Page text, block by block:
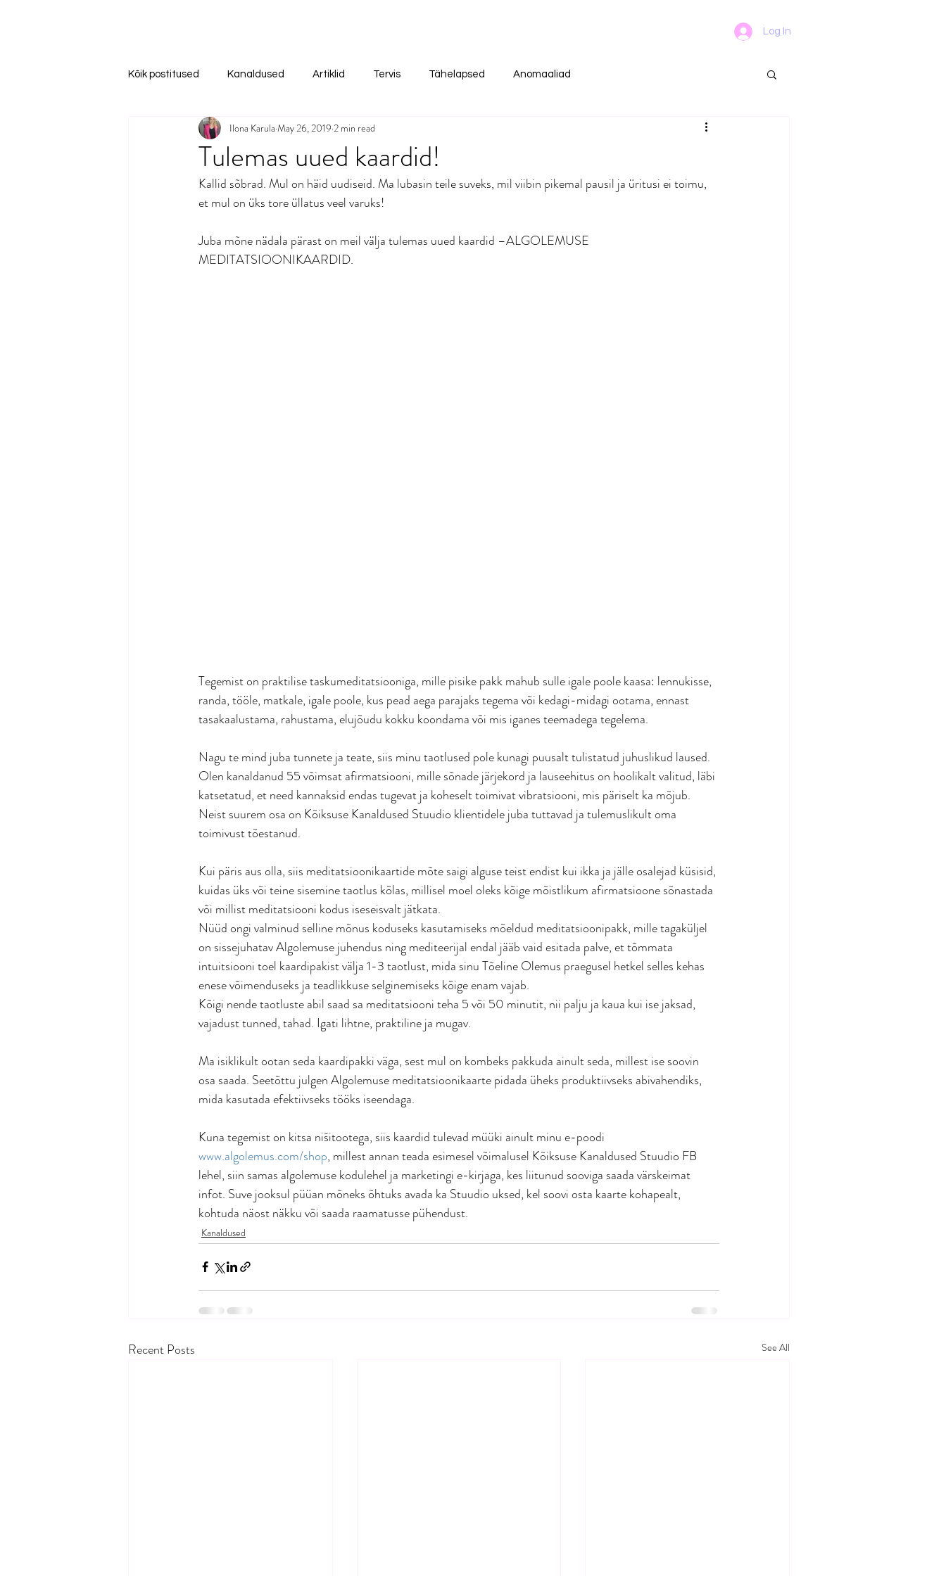
Log In
Kõik postitused Kanaldused Artiklid Tervis Tähelapsed Anomaaliad
Tulemas uued kaardid!
Ilona Karula May 26, 2019 2 min read
Kallid sõbrad. Mul on häid uudiseid. Ma lubasin teile suveks, mil viibin pikemal pausil ja üritusi ei toimu,
et mul on üks tore üllatus veel varuks!
Juba mõne nädala pärast on meil välja tulemas uued kaardid –ALGOLEMUSE
MEDITATSIOONIKAARDID.
Tegemist on praktilise taskumeditatsiooniga, mille pisike pakk mahub sulle igale poole kaasa: lennukisse,
randa, tööle, matkale, igale poole, kus pead aega parajaks tegema või kedagi-midagi ootama, ennast
tasakaalustama, rahustama, elujõudu kokku koondama või mis iganes teemadega tegelema.
Nagu te mind juba tunnete ja teate, siis minu taotlused pole kunagi puusalt tulistatud juhuslikud laused.
Olen kanaldanud 55 võimsat afirmatsiooni, mille sõnade järjekord ja lauseehitus on hoolikalt valitud, läbi
katsetatud, et need kannaksid endas tugevat ja koheselt toimivat vibratsiooni, mis päriselt ka mõjub.
Neist suurem osa on Kõiksuse Kanaldused Stuudio klientidele juba tuttavad ja tulemuslikult oma
toimivust tõestanud.
Kui päris aus olla, siis meditatsioonikaartide mõte saigi alguse teist endist kui ikka ja jälle osalejad küsisid,
kuidas üks või teine sisemine taotlus kõlas, millisel moel oleks kõige mõistlikum afirmatsioone sõnastada
või millist meditatsiooni kodus iseseisvalt jätkata.
Nüüd ongi valminud selline mõnus koduseks kasutamiseks mõeldud meditatsioonipakk, mille tagaküljel
on sissejuhatav Algolemuse juhendus ning mediteerijal endal jääb vaid esitada palve, et tõmmata
intuitsiooni toel kaardipakist välja 1-3 taotlust, mida sinu Tõeline Olemus praegusel hetkel selles kehas
enese võimenduseks ja teadlikkuse selginemiseks kõige enam vajab.
Kõigi nende taotluste abil saad sa meditatsiooni teha 5 või 50 minutit, nii palju ja kaua kui ise jaksad,
vajadust tunned, tahad. Igati lihtne, praktiline ja mugav.
Ma isiklikult ootan seda kaardipakki väga, sest mul on kombeks pakkuda ainult seda, millest ise soovin
osa saada. Seetõttu julgen Algolemuse meditatsioonikaarte pidada üheks produktiivseks abivahendiks,
mida kasutada efektiivseks tööks iseendaga.
Kuna tegemist on kitsa nišitootega, siis kaardid tulevad müüki ainult minu e-poodi
www.algolemus.com/shop, millest annan teada esimesel võimalusel Kõiksuse Kanaldused Stuudio FB
lehel, siin samas algolemuse kodulehel ja marketingi e-kirjaga, kes liitunud sooviga saada värskeimat
infot. Suve jooksul püüan mõneks õhtuks avada ka Stuudio uksed, kel soovi osta kaarte kohapealt,
kohtuda näost näkku või saada raamatusse pühendust.
Kanaldused
Recent Posts See All